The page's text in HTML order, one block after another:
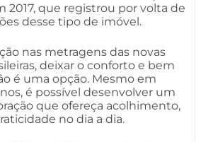
2017, que registrou por volta de
desse tipo de imóvel.
nas metragens das novas
deixar o conforto e bem
é uma opção. Mesmo em
é possível desenvolver um
que ofereça acolhimento,
no dia a dia.